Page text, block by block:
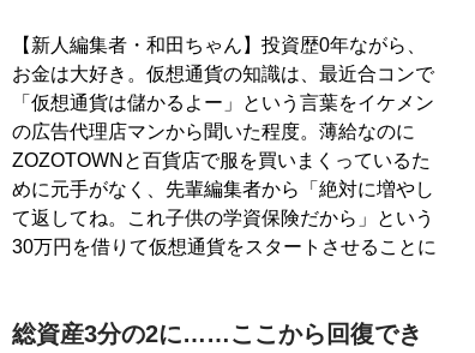
【新人編集者・和田ちゃん】投資歴0年ながら、
お金は大好き。仮想通貨の知識は、最近合コンで
「仮想通貨は儲かるよー」という言葉をイケメン
の広告代理店マンから聞いた程度。薄給なのに
ZOZOTOWNと百貨店で服を買いまくっているた
めに元手がなく、先輩編集者から「絶対に増やし
て返してね。これ子供の学資保険だから」という
30万円を借りて仮想通貨をスタートさせることに
総資産3分の2に……ここから回復でき